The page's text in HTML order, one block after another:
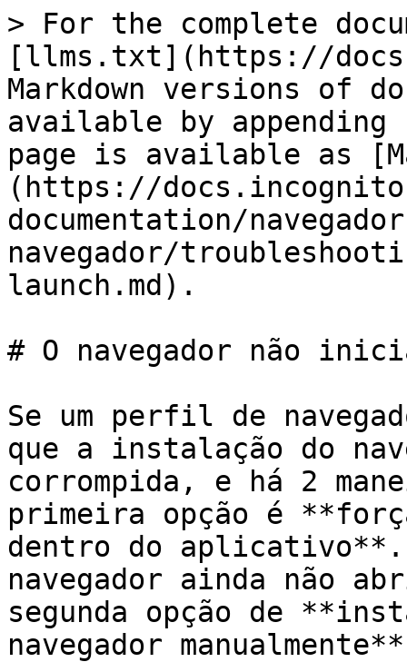
> For the complete
[llms.txt](https://
Markdown versions of
available by
page is available as
(https://
documentation/
navegador/
launch.md).
# O navegador não
Se um perfil de
que a instalação do
corrompida, e há 2
primeira opção é
dentro do aplicativo**.
navegador ainda não
segunda opção de
navegador